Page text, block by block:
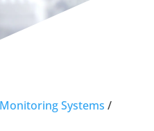
Monitoring Systems /